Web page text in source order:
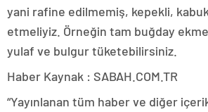
yani rafine edilmemiş, kepekli,
etmeliyiz. Örneğin tam buğday
yulaf ve bulgur tüketebilirsiniz.
Haber Kaynak : SABAH.COM.TR
“Yayınlanan tüm haber ve diğer